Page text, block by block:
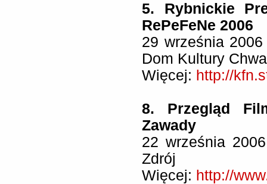
5. Rybnickie
RePeFeNe 2006
29 września
Dom Kultury
Więcej: http://
8. Przegląd
Zawady
22 września
Zdrój
Więcej: http://